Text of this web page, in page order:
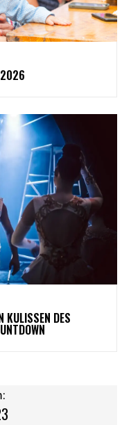
2026
KULISSEN DES